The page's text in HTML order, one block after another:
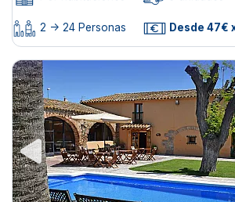
2 -> 24 Personas Desde 47€